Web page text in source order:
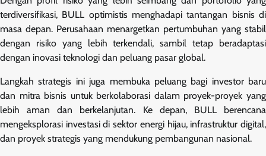
terdiversifikasi, BULL optimistis menghadapi tantangan bisnis di
masa depan. Perusahaan menargetkan pertumbuhan yang stabil
dengan risiko yang lebih terkendali, sambil tetap beradaptasi
dengan inovasi teknologi dan peluang pasar global.
Langkah strategis ini juga membuka peluang bagi investor baru
dan mitra bisnis untuk berkolaborasi dalam proyek-proyek yang
lebih aman dan berkelanjutan. Ke depan, BULL berencana
mengeksplorasi investasi di sektor energi hijau, infrastruktur digital,
dan proyek strategis yang mendukung pembangunan nasional.